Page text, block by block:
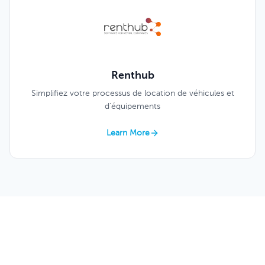
Renthub
Simplifiez votre processus de location de véhicules et
d'équipements
Learn More